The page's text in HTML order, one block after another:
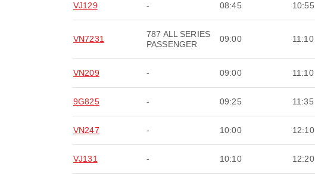
VJ129 - 08:45 10:55
VN7231
787 ALL SERIES
PASSENGER
09:00 11:10
VN209 - 09:00 11:10
9G825 - 09:25 11:35
VN247 - 10:00 12:10
VJ131 - 10:10 12:20